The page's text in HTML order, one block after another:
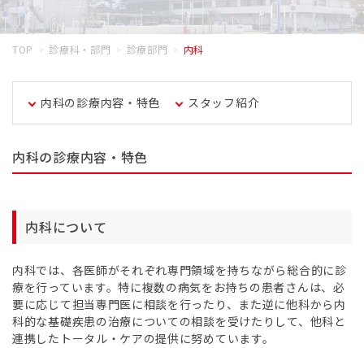
TOP 診療科・部門 診療部門 内科
内科の診療内容・特色 スタッフ紹介
内科の診療内容・特色
内科について
内科では、各医師がそれぞれ専門領域を持ちながら総合的に診
療を行っています。特に複数の病気をお持ちの患者さんは、必
要に応じて担当専門医に相談を行ったり、また逆に他科から内
科的な基礎疾患の治療についての相談を受けたりして、他科と
連携したトータル・ケアの提供に努めています。